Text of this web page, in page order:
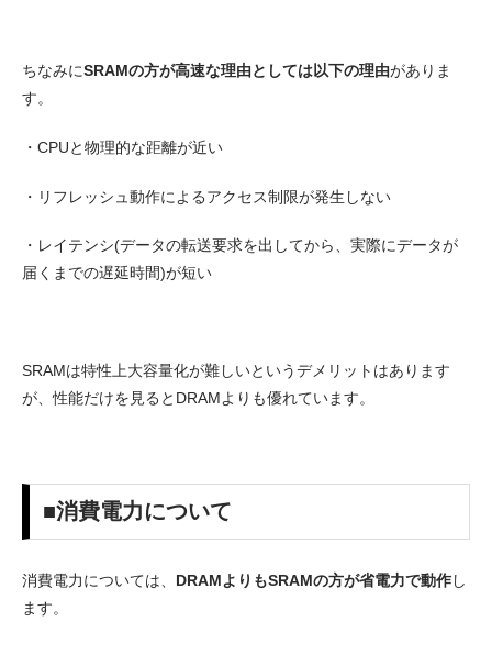
ちなみにSRAMの方が高速な理由としては以下の理由がありま
す。
・CPUと物理的な距離が近い
・リフレッシュ動作によるアクセス制限が発生しない
・レイテンシ(データの転送要求を出してから、実際にデータが
届くまでの遅延時間)が短い
SRAMは特性上大容量化が難しいというデメリットはあります
が、性能だけを見るとDRAMよりも優れています。
■消費電力について
消費電力については、 DRAMよりもSRAMの方が省電力で動作し
ます。